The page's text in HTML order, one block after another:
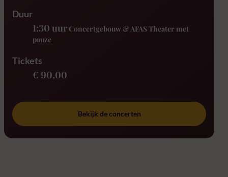
Duur
1:30 uur Concertgebouw & AFAS Theater met
pauze
Tickets
€ 90,00
Bekijk de concerten